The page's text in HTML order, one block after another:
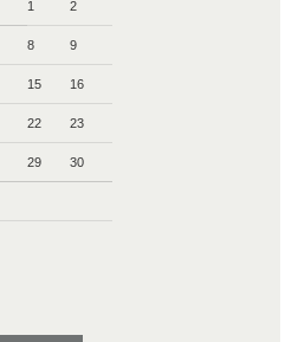
1 2
8 9
15 16
22 23
29 30